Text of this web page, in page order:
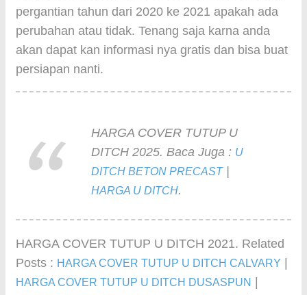
pergantian tahun dari 2020 ke 2021 apakah ada
perubahan atau tidak. Tenang saja karna anda
akan dapat kan informasi nya gratis dan bisa buat
persiapan nanti.
HARGA COVER TUTUP U
DITCH 2025. Baca Juga : U
DITCH BETON PRECAST|
HARGA U DITCH.
HARGA COVER TUTUP U DITCH 2021. Related
Posts : HARGA COVER TUTUP U DITCH CALVARY
HARGA COVER TUTUP U DITCH DUSASPUN